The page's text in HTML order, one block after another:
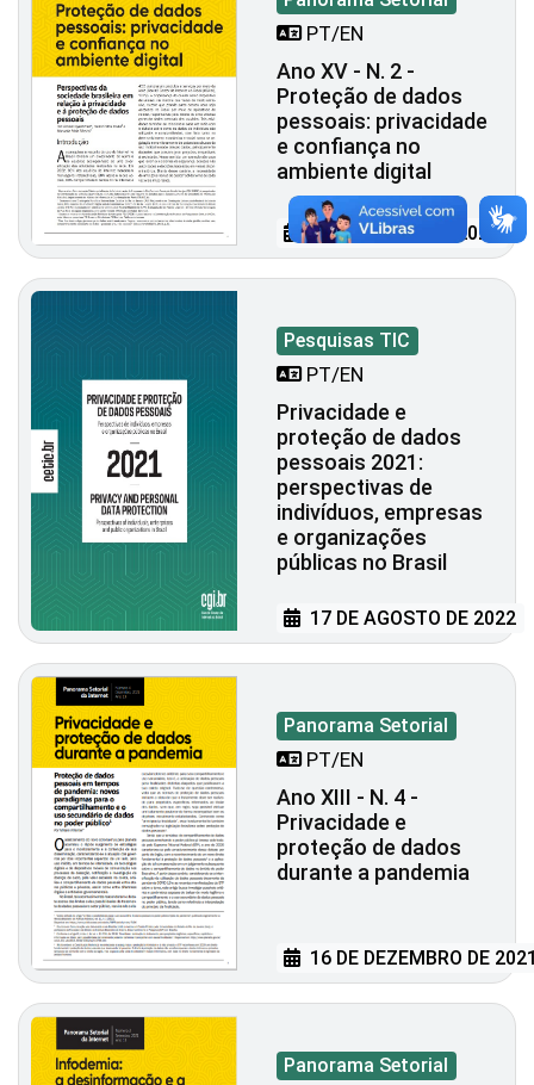
PT/EN
Ano XV - N. 2 -
Proteção de dados
pessoais: privacidade
e confiança no
ambiente digital
27 DE JULHO DE 2023
Pesquisas TIC
PT/EN
Privacidade e
proteção de dados
pessoais 2021:
perspectivas de
indivíduos, empresas
e organizações
públicas no Brasil
17 DE AGOSTO DE 2022
Panorama Setorial
PT/EN
Ano XIII - N. 4 -
Privacidade e
proteção de dados
durante a pandemia
16 DE DEZEMBRO DE
Panorama Setorial